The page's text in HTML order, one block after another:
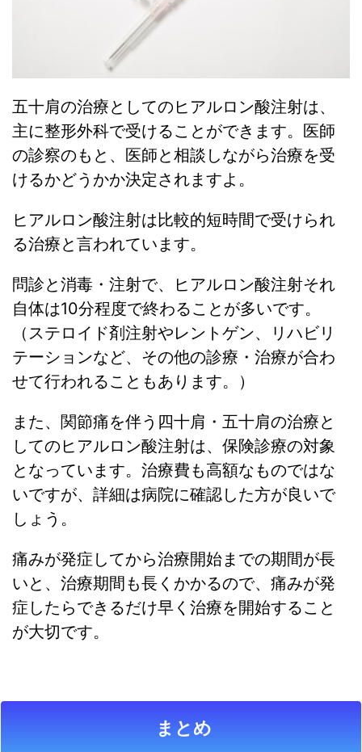
五十肩の治療としてのヒアルロン酸注射は、
主に整形外科で受けることができます。医師
の診察のもと、医師と相談しながら治療を受
けるかどうかか決定されますよ。
ヒアルロン酸注射は比較的短時間で受けられ
る治療と言われています。
問診と消毒・注射で、ヒアルロン酸注射それ
自体は10分程度で終わることが多いです。
（ステロイド剤注射やレントゲン、リハビリ
テーションなど、その他の診療・治療が合わ
せて行われることもあります。）
また、関節痛を伴う四十肩・五十肩の治療と
してのヒアルロン酸注射は、保険診療の対象
となっています。治療費も高額なものではな
いですが、詳細は病院に確認した方が良いで
しょう。
痛みが発症してから治療開始までの期間が長
いと、治療期間も長くかかるので、痛みが発
症したらできるだけ早く治療を開始すること
が大切です。
まとめ